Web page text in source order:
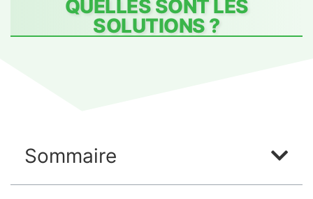
QUELLES SONT LES
SOLUTIONS ?
Sommaire